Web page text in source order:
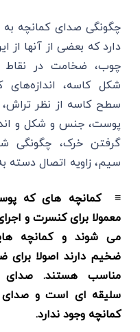
چگونگی صدای کمانچه به
دارد که بعضی از آنها از
چوب، ضخامت در نقاط
شکل کاسه، اندازه‌های
سطح کاسه از نظر
پوست، جنس و شکل و
گرفتن خرک، چگونگی
سیم، زاویه اتصال دسته
≡ کمانچه های که
معمولا برای کنسرت و
می شوند و کمانچه
ضخیم دارند اصولا برای
مناسب هستند. صدای
سلیقه ای است و
کمانچه وجود ندارد.